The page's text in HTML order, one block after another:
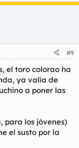
#9
el toro colorao ha
ya valía de
a poner las
para los jóvenes)
el susto por la